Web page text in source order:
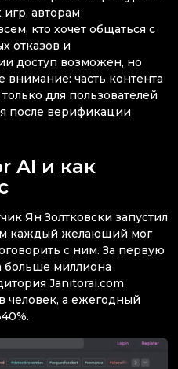
игр, авторам
кто хочет общаться с
отказов и
доступ возможен, но
внимание: часть контента
для пользователей
после верификации
AI и как
Ян Золтковски запустил
каждый желающий мог
с ним. За первую
больше миллиона
Janitorai.com
человек, а ежегодный